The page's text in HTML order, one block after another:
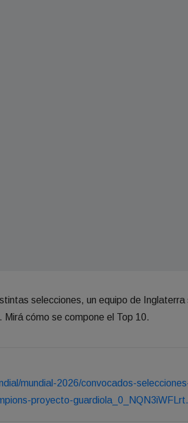
selecciones, un equipo de Inglaterra
cómo se compone el Top 10.
mundial-2026/convocados-
proyecto-